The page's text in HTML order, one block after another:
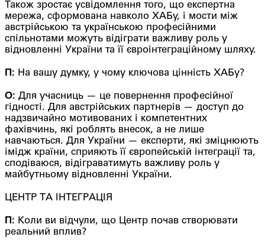
Також зростає усвідомлення того, що експертна
мережа, сформована навколо ХАБу, і мости між
австрійською та українською професійними
спільнотами можуть відіграти важливу роль у
відновленні України та її євроінтеграційному шляху.
П: На вашу думку, у чому ключова цінність ХАБу?
О: Для учасниць — це повернення професійної
гідності. Для австрійських партнерів — доступ до
надзвичайно мотивованих і компетентних
фахівчинь, які роблять внесок, а не лише
навчаються. Для України — експерти, які зміцнюють
імідж країни, сприяють її європейській інтеграції та,
сподіваюся, відіграватимуть важливу роль у
майбутньому відновленні України.
ЦЕНТР ТА ІНТЕГРАЦІЯ
П: Коли ви відчули, що Центр почав створювати
реальний вплив?